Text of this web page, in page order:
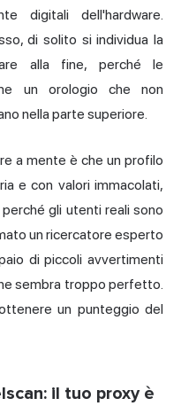
digitali dell'hardware.
di solito si individua la
alla fine, perché le
un orologio che non
nella parte superiore.
a mente è che un profilo
e con valori immacolati,
gli utenti reali sono
un ricercatore esperto
di piccoli avvertimenti
sembra troppo perfetto.
un punteggio del
il tuo proxy è